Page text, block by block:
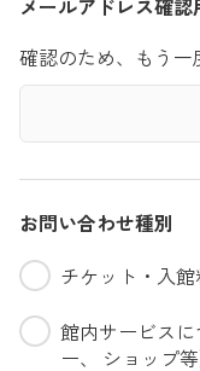
メールアドレス確認
確認のため、もう一
お問い合わせ種別
チケット・入
館内サービスに
ー、 ショップ等